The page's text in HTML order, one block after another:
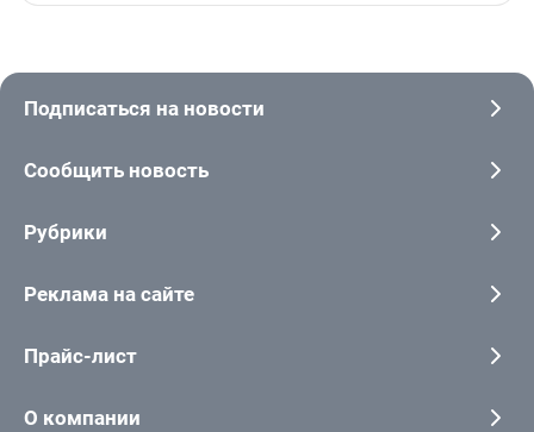
Подписаться на новости
Сообщить новость
Рубрики
Реклама на сайте
Прайс-лист
О компании